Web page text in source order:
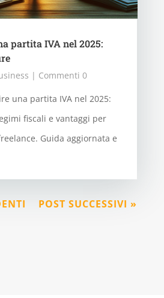
partita IVA nel 2025:
| Commenti 0
una partita IVA nel 2025:
fiscali e vantaggi per
Guida aggiornata e
POST SUCCESSIVI »